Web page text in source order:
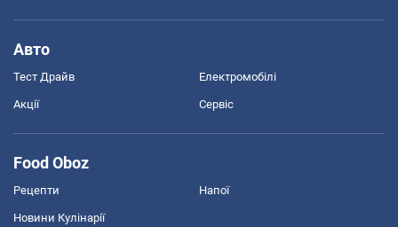
Авто
Тест Драйв Електромобілі
Акції Сервіс
Food Oboz
Рецепти Напої
Новини Кулінарії